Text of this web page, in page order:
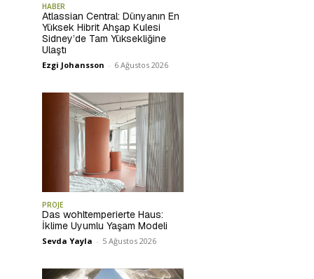
HABER
Atlassian Central: Dünyanın En
Yüksek Hibrit Ahşap Kulesi
Sidney’de Tam Yüksekliğine
Ulaştı
Ezgi Johansson - 6 Ağustos 2026
PROJE
Das wohltemperierte Haus:
İklime Uyumlu Yaşam Modeli
Sevda Yayla - 5 Ağustos 2026